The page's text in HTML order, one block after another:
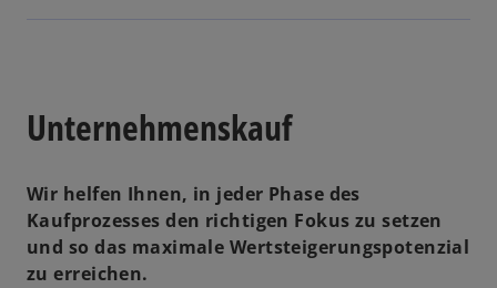
Unternehmens­kauf
Wir helfen Ihnen, in jeder Phase des
Kaufprozesses den richtigen Fokus zu setzen
und so das maximale Wertsteigerungspotenzial
zu erreichen.